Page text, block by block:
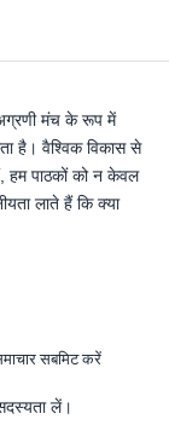
मंच के रूप में
है। वैश्विक विकास से
हम पाठकों को न केवल
लाते हैं कि क्या
सबमिट करें
लें।